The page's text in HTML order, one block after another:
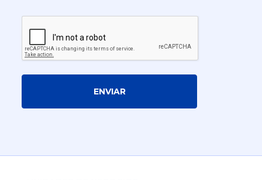
ENVIAR